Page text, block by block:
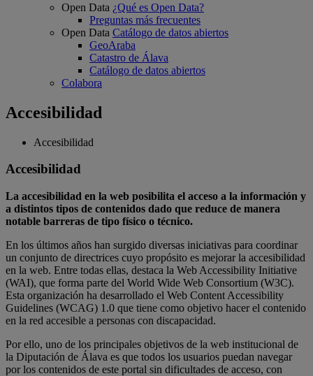
Open Data ¿Qué es Open Data?
Preguntas más frecuentes
Open Data Catálogo de datos abiertos
GeoAraba
Catastro de Álava
Catálogo de datos abiertos
Colabora
Accesibilidad
Accesibilidad
Accesibilidad
La accesibilidad en la web posibilita el acceso a la información y
a distintos tipos de contenidos dado que reduce de manera
notable barreras de tipo físico o técnico.
En los últimos años han surgido diversas iniciativas para coordinar
un conjunto de directrices cuyo propósito es mejorar la accesibilidad
en la web. Entre todas ellas, destaca la Web Accessibility Initiative
(WAI), que forma parte del World Wide Web Consortium (W3C).
Esta organización ha desarrollado el Web Content Accessibility
Guidelines (WCAG) 1.0 que tiene como objetivo hacer el contenido
en la red accesible a personas con discapacidad.
Por ello, uno de los principales objetivos de la web institucional de
la Diputación de Álava es que todos los usuarios puedan navegar
por los contenidos de este portal sin dificultades de acceso, con